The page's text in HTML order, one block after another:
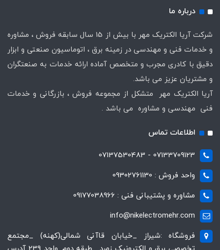
درباره ما
شرکت آریا الکتریک مهر با بیش از 15 سال سابقه فروش ، مشاوره
و خدمات فنی و مهندسی در زمینه برق ، اتوماسیون صنعتی و ابزار
دقیق با کادری مجرب و متخصص آماده ارائه خدمات به صنعتگران
و مشتریان عزیز می باشد.
آریا الکتریک مهر متشکل از مجموعه فروش ، بازرگانی و خدمات
فنی مهندسی و مشاوره می باشد .
اطلاعات تماس
07133709123 - 07137530483
واحد فروش : 09302761130
مشاوره و پشتیبانی فنی : 09177038966
info@nikelectromehr.com
فروشگاه :شیراز _خیابان قاآنی شمالی(کهنه) _مجتمع